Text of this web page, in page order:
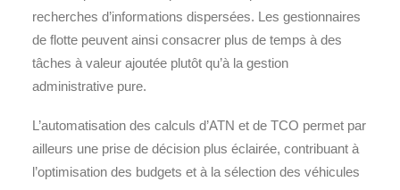
recherches d’informations dispersées. Les gestionnaires
de flotte peuvent ainsi consacrer plus de temps à des
tâches à valeur ajoutée plutôt qu’à la gestion
administrative pure.
L’automatisation des calculs d’ATN et de TCO permet par
ailleurs une prise de décision plus éclairée, contribuant à
l’optimisation des budgets et à la sélection des véhicules